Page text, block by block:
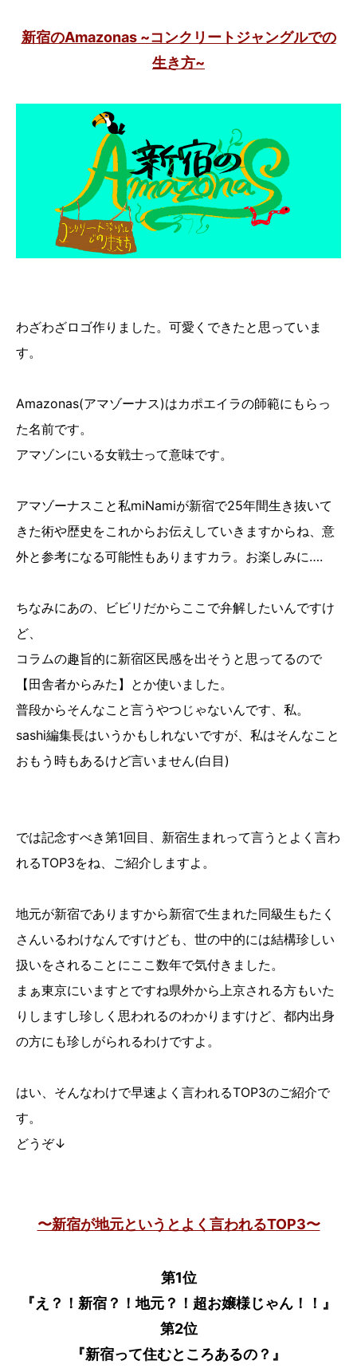
新宿のAmazonas ~コンクリートジャングルでの
生き方~
わざわざロゴ作りました。可愛くできたと思っていま
す。
Amazonas(アマゾーナス)はカポエイラの師範にもらっ
た名前です。
アマゾンにいる女戦士って意味です。
アマゾーナスこと私miNamiが新宿で25年間生き抜いて
きた術や歴史をこれからお伝えしていきますからね、意
外と参考になる可能性もありますカラ。お楽しみに….
ちなみにあの、ビビリだからここで弁解したいんですけ
ど、
コラムの趣旨的に新宿区民感を出そうと思ってるので
【田舎者からみた】とか使いました。
普段からそんなこと言うやつじゃないんです、私。
sashi編集長はいうかもしれないですが、私はそんなこと
おもう時もあるけど言いません(白目)
では記念すべき第1回目、新宿生まれって言うとよく言わ
れるTOP3をね、ご紹介しますよ。
地元が新宿でありますから新宿で生まれた同級生もたく
さんいるわけなんですけども、世の中的には結構珍しい
扱いをされることにここ数年で気付きました。
まぁ東京にいますとですね県外から上京される方もいた
りしますし珍しく思われるのわかりますけど、都内出身
の方にも珍しがられるわけですよ。
はい、そんなわけで早速よく言われるTOP3のご紹介で
す。
どうぞ↓
〜新宿が地元というとよく言われるTOP3〜
第1位
『え？！新宿？！地元？！超お嬢様じゃん！！』
第2位
『新宿って住むところあるの？』